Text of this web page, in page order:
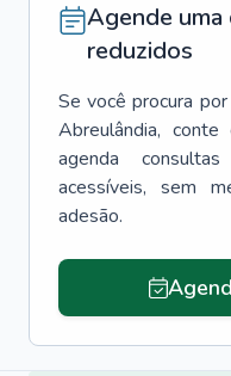
Agende uma
reduzidos
Se você procura por
Abreulândia, conte
agenda
acessíveis, sem
adesão.